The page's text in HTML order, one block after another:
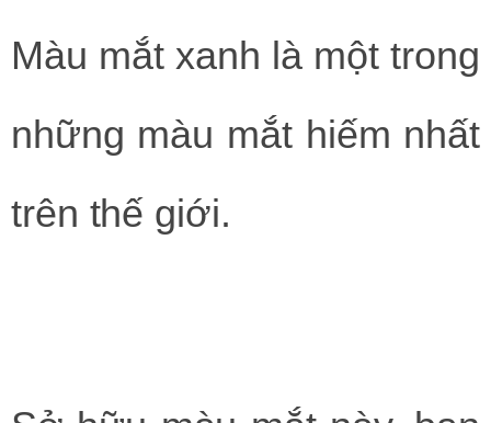
Màu mắt xanh là một trong
những màu mắt hiếm nhất
trên thế giới.